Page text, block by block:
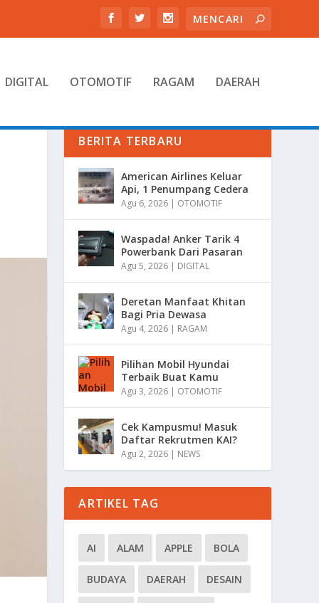
DIGITAL OTOMOTIF RAGAM DAERAH
BERITA TERBARU
American Airlines Keluar
Api, 1 Penumpang Cedera
Agu 6, 2026 | OTOMOTIF
Waspada! Anker Tarik 4
Powerbank Dari Pasaran
Agu 5, 2026 | DIGITAL
Deretan Manfaat Khitan
Bagi Pria Dewasa
Agu 4, 2026 | RAGAM
Pilihan Mobil Hyundai
Terbaik Buat Kamu
Agu 3, 2026 | OTOMOTIF
Cek Kampusmu! Masuk
Daftar Rekrutmen KAI?
Agu 2, 2026 | NEWS
ARTIKEL TAG
AI ALAM APPLE BOLA
BUDAYA DAERAH DESAIN